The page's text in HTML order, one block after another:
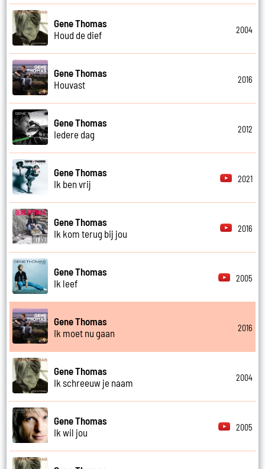
Gene Thomas
Houd de dief
2004
Gene Thomas
Houvast
2016
Gene Thomas
Iedere dag
2012
Gene Thomas
Ik ben vrij
2021
Gene Thomas
Ik kom terug bij jou
2016
Gene Thomas
Ik leef
2005
Gene Thomas
Ik moet nu gaan
2016
Gene Thomas
Ik schreeuw je naam
2004
Gene Thomas
Ik wil jou
2005